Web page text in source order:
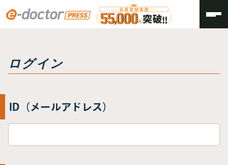
トップ
ログイン
ID（メールアドレス）